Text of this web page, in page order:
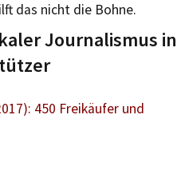
das nicht die Bohne.
Journalismus in
450 Freikäufer und